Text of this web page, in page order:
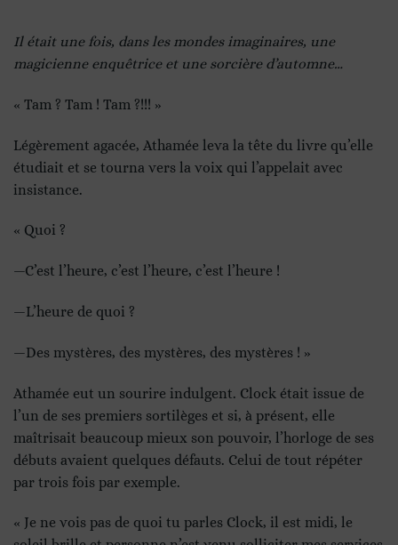
Il était une fois, dans les mondes imaginaires, une
magicienne enquêtrice et une sorcière d’automne…
« Tam ? Tam ! Tam ?!!! »
Légèrement agacée, Athamée leva la tête du livre qu’elle
étudiait et se tourna vers la voix qui l’appelait avec
insistance.
« Quoi ?
—C’est l’heure, c’est l’heure, c’est l’heure !
—L’heure de quoi ?
—Des mystères, des mystères, des mystères ! »
Athamée eut un sourire indulgent. Clock était issue de
l’un de ses premiers sortilèges et si, à présent, elle
maîtrisait beaucoup mieux son pouvoir, l’horloge de ses
débuts avaient quelques défauts. Celui de tout répéter
par trois fois par exemple.
« Je ne vois pas de quoi tu parles Clock, il est midi, le